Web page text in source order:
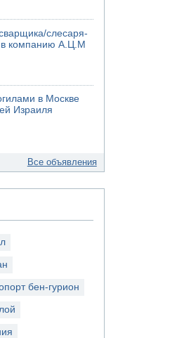
слесаря-
компанию А.Ц.М
в Москве
Израиля
Все объявления
бен-гурион